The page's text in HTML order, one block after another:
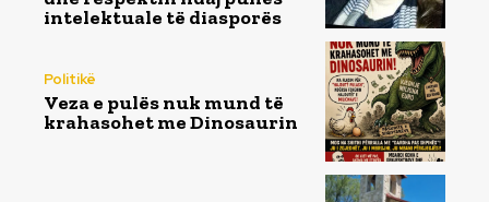
intelektuale të diasporës
Politikë
Veza e pulës nuk mund të
krahasohet me Dinosaurin